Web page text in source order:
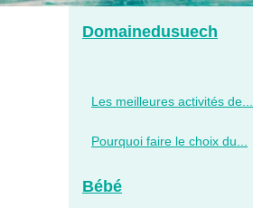
Domainedusuech
Les meilleures activités de...
Pourquoi faire le choix du...
Bébé